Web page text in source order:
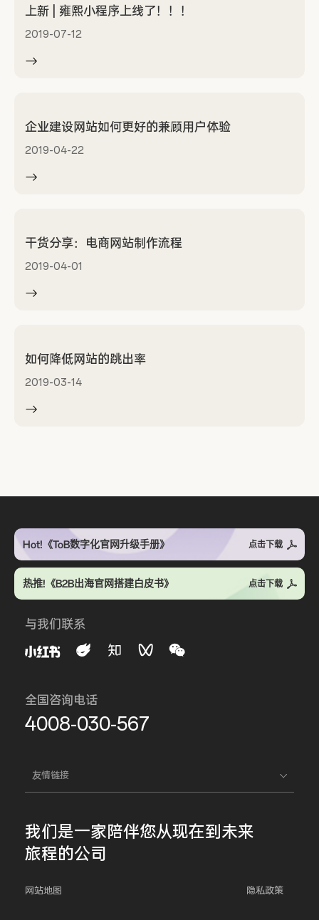
上新 | 雍熙小程序上线了！！！
2019-07-12
企业建设网站如何更好的兼顾用户体验
2019-04-22
干货分享：电商网站制作流程
2019-04-01
如何降低网站的跳出率
2019-03-14
Hot!《ToB数字化官网升级手册》 点击下载
热推!《B2B出海官网搭建白皮书》 点击下载
与我们联系
全国咨询电话
4008-030-567
友情链接
我们是一家陪伴您从现在到未来
旅程的公司
网站地图 隐私政策